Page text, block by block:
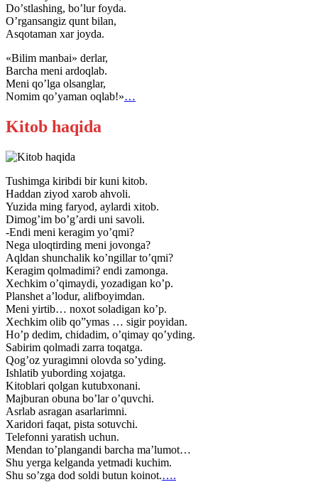
Doʼstlashing, boʼlur foyda.
Oʼrgansangiz qunt bilan,
Аsqotaman xar joyda.
«Bilim manbai» derlar,
Barcha meni ardoqlab.
Meni qoʼlga olsanglar,
Nomim qoʼyaman oqlab!»…
Kitob haqida
Tushimga kiribdi bir kuni kitob.
Haddan ziyod xarob ahvoli.
Yuzida ming faryod, aylardi xitob.
Dimog’im bo’g’ardi uni savoli.
-Endi meni keragim yo’qmi?
Nega uloqtirding meni jovonga?
Aqldan shunchalik ko’ngillar to’qmi?
Keragim qolmadimi? endi zamonga.
Xechkim o’qimaydi, yozadigan ko’p.
Planshet a’lodur, alifboyimdan.
Meni yirtib… noxot soladigan ko’p.
Xechkim olib qo”ymas … sigir poyidan.
Ho’p dedim, chidadim, o’qimay qo’yding.
Sabirim qolmadi zarra toqatga.
Qog’oz yuragimni olovda so’yding.
Ishlatib yubording xojatga.
Kitoblari qolgan kutubxonani.
Majburan obuna bo’lar o’quvchi.
Asrlab asragan asarlarimni.
Xaridori faqat, pista sotuvchi.
Telefonni yaratish uchun.
Mendan to’plangandi barcha ma’lumot…
Shu yerga kelganda yetmadi kuchim.
Shu so’zga dod soldi butun koinot.….